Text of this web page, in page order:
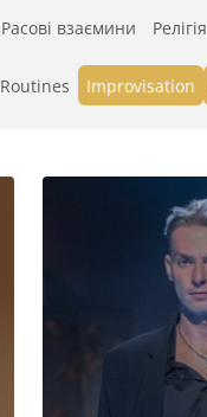
Расові взаємини Релігія
Routines Improvisation